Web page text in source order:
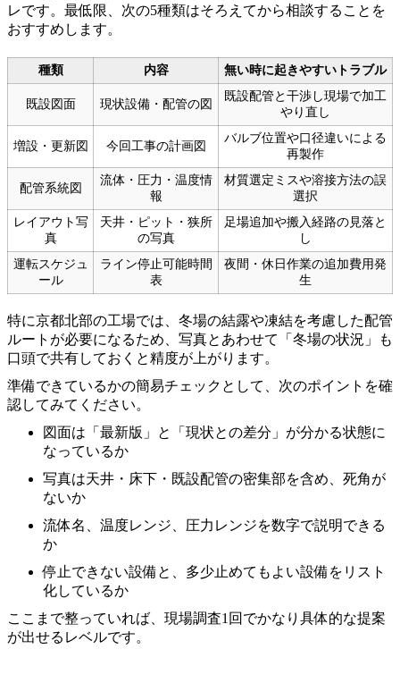
レです。最低限、次の5種類はそろえてから相談することを
おすすめします。
種類 内容 無い時に起きやすいトラブル
既設図面 現状設備・配管の図
既設配管と干渉し現場で加工
やり直し
増設・更新図 今回工事の計画図
バルブ位置や口径違いによる
再製作
配管系統図
流体・圧力・温度情
報
材質選定ミスや溶接方法の誤
選択
レイアウト写
真
天井・ピット・狭所
の写真
足場追加や搬入経路の見落と
し
運転スケジュ
ール
ライン停止可能時間
表
夜間・休日作業の追加費用発
生
特に京都北部の工場では、冬場の結露や凍結を考慮した配管
ルートが必要になるため、写真とあわせて「冬場の状況」も
口頭で共有しておくと精度が上がります。
準備できているかの簡易チェックとして、次のポイントを確
認してみてください。
図面は「最新版」と「現状との差分」が分かる状態に
なっているか
写真は天井・床下・既設配管の密集部を含め、死角が
ないか
流体名、温度レンジ、圧力レンジを数字で説明できる
か
停止できない設備と、多少止めてもよい設備をリスト
化しているか
ここまで整っていれば、現場調査1回でかなり具体的な提案
が出せるレベルです。